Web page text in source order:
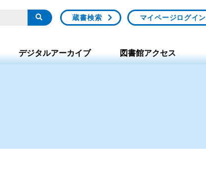
蔵書検索 マイページログイン
デジタルアーカイブ 図書館アクセス